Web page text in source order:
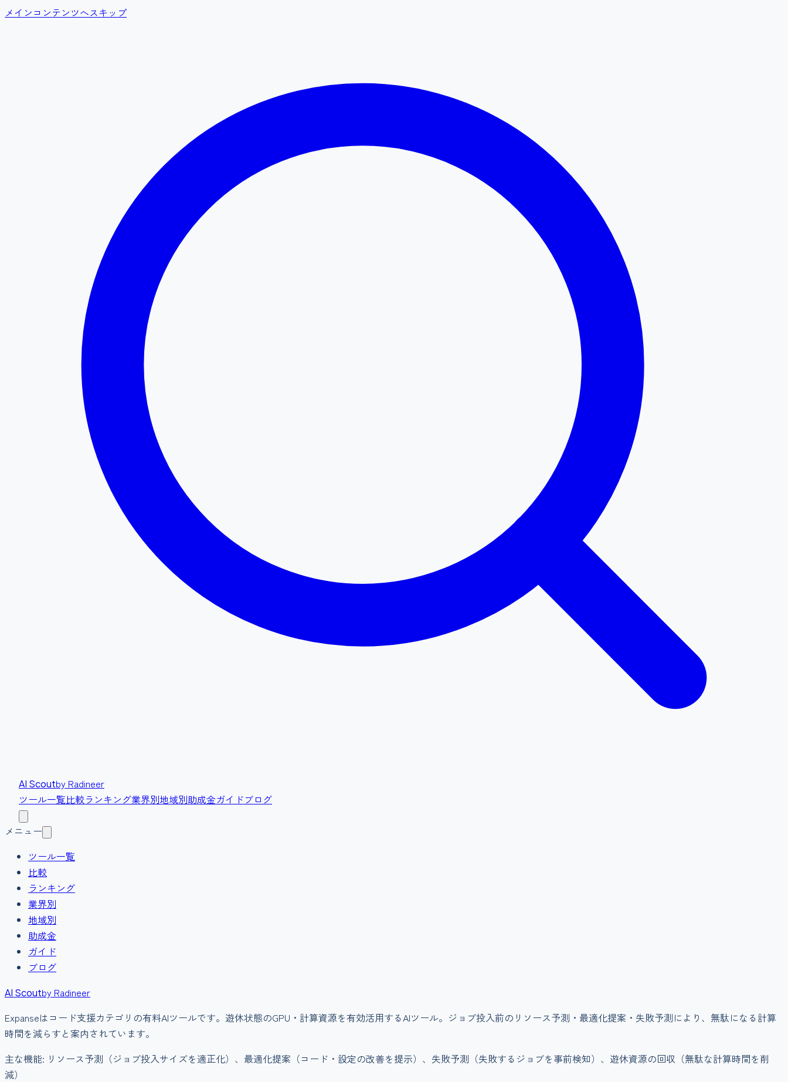
メインコンテンツへスキップ
AI Scoutby Radineer
ツール一覧比較ランキング業界別地域別助成金ガイドブログ
メニュー
ツール一覧
比較
ランキング
業界別
地域別
助成金
ガイド
ブログ
AI Scoutby Radineer
Expanseはコード支援カテゴリの有料AIツールです。 遊休状態のGPU・計算資源を有効活用するAIツール。ジョブ投入前のリソース予測・最適化提案・失敗予測により、無駄になる計算
時間を減らすと案内されています。
主な機能: リソース予測（ジョブ投入サイズを適正化）、最適化提案（コード・設定の改善を提示）、失敗予測（失敗するジョブを事前検知）、遊休資源の回収（無駄な計算時間を削
減）